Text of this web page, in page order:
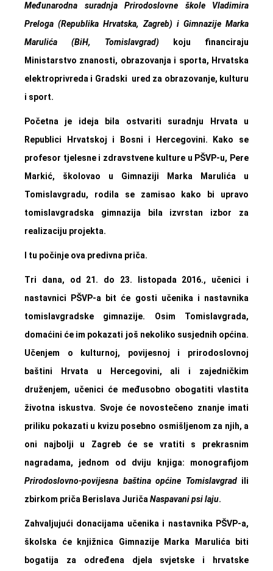
Međunarodna suradnja Prirodoslovne škole Vladimira
Preloga (Republika Hrvatska, Zagreb) i Gimnazije Marka
Marulića (BiH, Tomislavgrad) koju financiraju
Ministarstvo znanosti, obrazovanja i sporta, Hrvatska
elektroprivreda i Gradski ured za obrazovanje, kulturu
i sport.
Početna je ideja bila ostvariti suradnju Hrvata u
Republici Hrvatskoj i Bosni i Hercegovini. Kako se
profesor tjelesne i zdravstvene kulture u PŠVP-u, Pere
Markić, školovao u Gimnaziji Marka Marulića u
Tomislavgradu, rodila se zamisao kako bi upravo
tomislavgradska gimnazija bila izvrstan izbor za
realizaciju projekta.
I tu počinje ova predivna priča.
Tri dana, od 21. do 23. listopada 2016., učenici i
nastavnici PŠVP-a bit će gosti učenika i nastavnika
tomislavgradske gimnazije. Osim Tomislavgrada,
domaćini će im pokazati još nekoliko susjednih općina.
Učenjem o kulturnoj, povijesnoj i prirodoslovnoj
baštini Hrvata u Hercegovini, ali i zajedničkim
druženjem, učenici će međusobno obogatiti vlastita
životna iskustva. Svoje će novostečeno znanje imati
priliku pokazati u kvizu posebno osmišljenom za njih, a
oni najbolji u Zagreb će se vratiti s prekrasnim
nagradama, jednom od dviju knjiga: monografijom
Prirodoslovno-povijesna baština općine Tomislavgrad ili
zbirkom priča Berislava JuričaNaspavani psi laju.
Zahvaljujući donacijama učenika i nastavnika PŠVP-a,
školska će knjižnica Gimnazije Marka Marulića biti
bogatija za određena djela svjetske i hrvatske